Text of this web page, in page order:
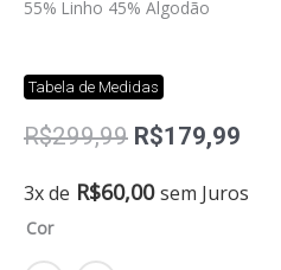
55% Linho 45% Algodão
Tabela de Medidas
R$299,99 O
original
R$179,99
atual
3x de R$60,00 sem Juros
Cor
Regata
quantidade